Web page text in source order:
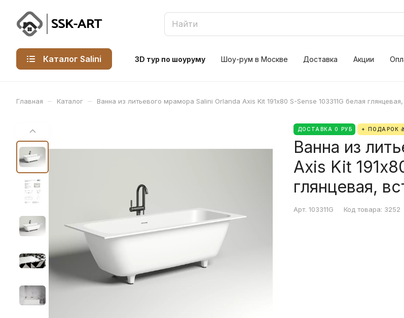
Каталог Salini 3D тур по шоуруму Шоу-рум в Москве Доставка Акции
Главная – Каталог – Ванна из литьевого мрамора Salini Orlanda Axis Kit 191х80 S-Sense 103311G белая
ДОСТАВКА 0 РУБ + ПОДАРОК
Ванна из
Axis Kit
глянцевая,
Арт. 103311G Код товара: 3252